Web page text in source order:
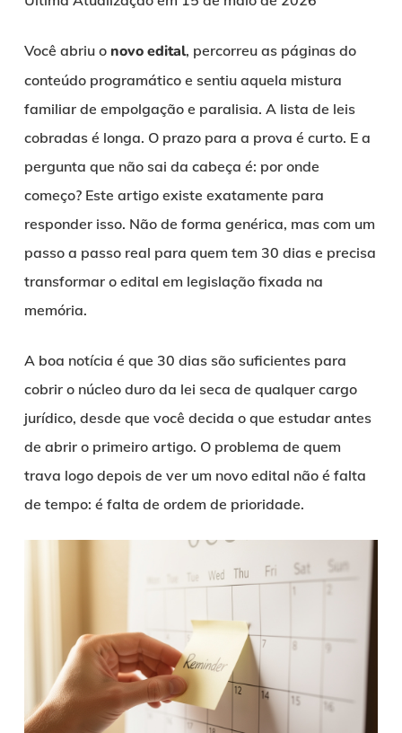
Você abriu o novo edital, percorreu as páginas do
conteúdo programático e sentiu aquela mistura
familiar de empolgação e paralisia. A lista de leis
cobradas é longa. O prazo para a prova é curto. E a
pergunta que não sai da cabeça é: por onde
começo? Este artigo existe exatamente para
responder isso. Não de forma genérica, mas com um
passo a passo real para quem tem 30 dias e precisa
transformar o edital em legislação fixada na
memória.
A boa notícia é que 30 dias são suficientes para
cobrir o núcleo duro da lei seca de qualquer cargo
jurídico, desde que você decida o que estudar antes
de abrir o primeiro artigo. O problema de quem
trava logo depois de ver um novo edital não é falta
de tempo: é falta de ordem de prioridade.